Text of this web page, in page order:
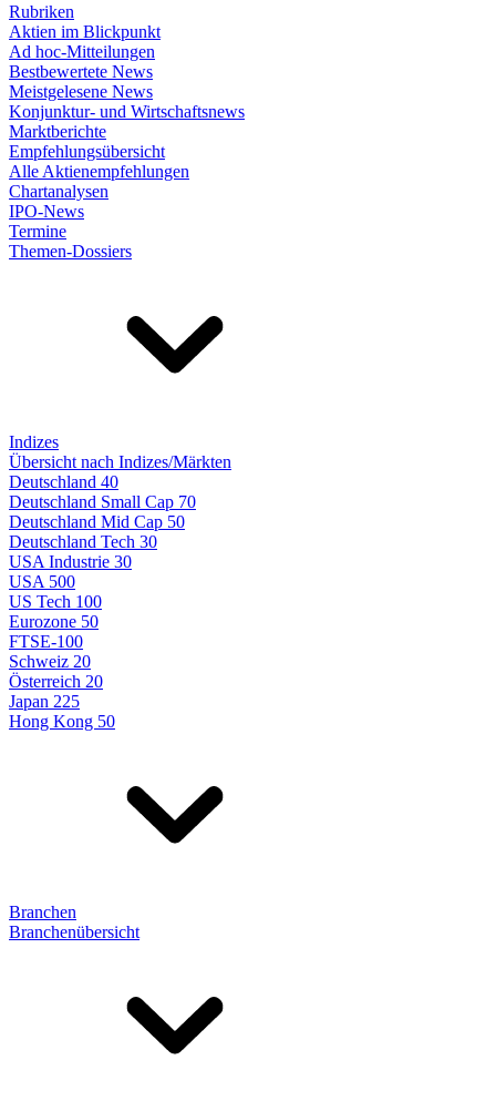
Rubriken
Aktien im Blickpunkt
Ad hoc-Mitteilungen
Bestbewertete News
Meistgelesene News
Konjunktur- und Wirtschaftsnews
Marktberichte
Empfehlungsübersicht
Alle Aktienempfehlungen
Chartanalysen
IPO-News
Termine
Themen-Dossiers
Indizes
Übersicht nach Indizes/Märkten
Deutschland 40
Deutschland Small Cap 70
Deutschland Mid Cap 50
Deutschland Tech 30
USA Industrie 30
USA 500
US Tech 100
Eurozone 50
FTSE-100
Schweiz 20
Österreich 20
Japan 225
Hong Kong 50
Branchen
Branchenübersicht